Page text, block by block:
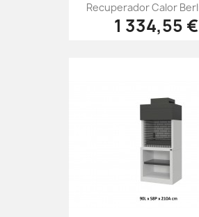
Recuperador Calor
1 334,55 €